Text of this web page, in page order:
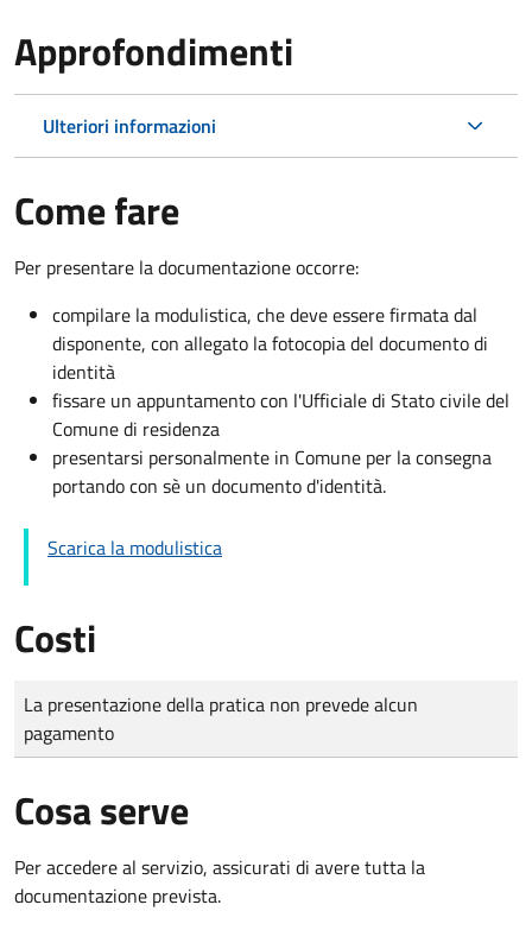
Approfondimenti
Ulteriori informazioni
Come fare
Per presentare la documentazione occorre:
compilare la modulistica, che deve essere firmata dal
disponente, con allegato la fotocopia del documento di
identità
fissare un appuntamento con l'Ufficiale di Stato civile del
Comune di residenza
presentarsi personalmente in Comune per la consegna
portando con sè un documento d'identità.
Scarica la modulistica
Costi
Tipo di pagamento
Importo
La presentazione della pratica non prevede alcun
pagamento
Cosa serve
Per accedere al servizio, assicurati di avere tutta la
documentazione prevista.